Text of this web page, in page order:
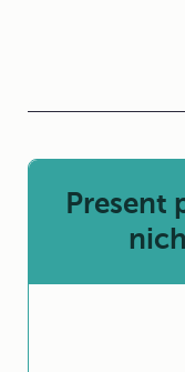
Present